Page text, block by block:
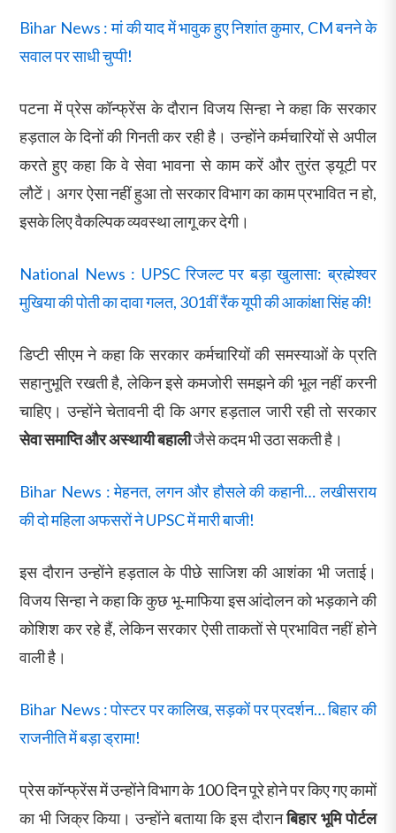
Bihar News : मां की याद में भावुक हुए निशांत कुमार, CM बनने के
सवाल पर साधी चुप्पी!
पटना में प्रेस कॉन्फ्रेंस के दौरान विजय सिन्हा ने कहा कि सरकार
हड़ताल के दिनों की गिनती कर रही है। उन्होंने कर्मचारियों से अपील
करते हुए कहा कि वे सेवा भावना से काम करें और तुरंत ड्यूटी पर
लौटें। अगर ऐसा नहीं हुआ तो सरकार विभाग का काम प्रभावित न हो,
इसके लिए वैकल्पिक व्यवस्था लागू कर देगी।
National News : UPSC रिजल्ट पर बड़ा खुलासा: ब्रह्मेश्वर
मुखिया की पोती का दावा गलत, 301वीं रैंक यूपी की आकांक्षा सिंह की!
डिप्टी सीएम ने कहा कि सरकार कर्मचारियों की समस्याओं के प्रति
सहानुभूति रखती है, लेकिन इसे कमजोरी समझने की भूल नहीं करनी
चाहिए। उन्होंने चेतावनी दी कि अगर हड़ताल जारी रही तो सरकार
सेवा समाप्ति और अस्थायी बहालीजैसे कदम भी उठा सकती है।
Bihar News : मेहनत, लगन और हौसले की कहानी… लखीसराय
की दो महिला अफसरों ने UPSC में मारी बाजी!
इस दौरान उन्होंने हड़ताल के पीछे साजिश की आशंका भी जताई।
विजय सिन्हा ने कहा कि कुछ भू-माफिया इस आंदोलन को भड़काने की
कोशिश कर रहे हैं, लेकिन सरकार ऐसी ताकतों से प्रभावित नहीं होने
वाली है।
Bihar News : पोस्टर पर कालिख, सड़कों पर प्रदर्शन… बिहार की
राजनीति में बड़ा ड्रामा!
प्रेस कॉन्फ्रेंस में उन्होंने विभाग के 100 दिन पूरे होने पर किए गए कामों
का भी जिक्र किया। उन्होंने बताया कि इस दौरानबिहार भूमि पोर्टल